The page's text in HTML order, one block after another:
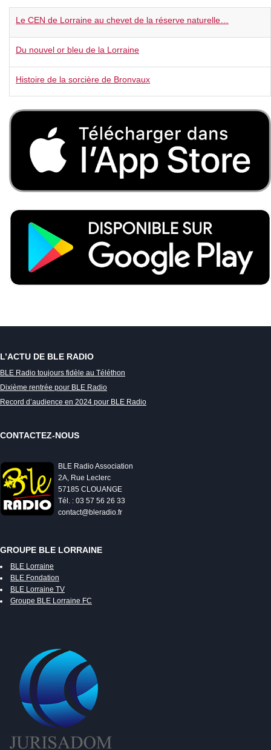
Le CEN de Lorraine au chevet de la réserve naturelle…
Du nouvel or bleu de la Lorraine
Histoire de la sorcière de Bronvaux
L’ACTU DE BLE RADIO
BLE Radio toujours fidèle au Téléthon
Dixième rentrée pour BLE Radio
Record d’audience en 2024 pour BLE Radio
CONTACTEZ-NOUS
BLE Radio Association
2A, Rue Leclerc
57185 CLOUANGE
Tél. : 03 57 56 26 33
contact@bleradio.fr
GROUPE BLE LORRAINE
BLE Lorraine
BLE Fondation
BLE Lorraine TV
Groupe BLE Lorraine FC